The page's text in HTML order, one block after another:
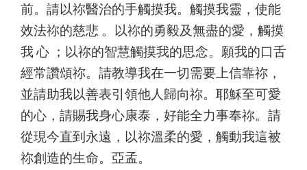
前。請以祢醫治的手觸摸我。觸摸我靈，使能
效法祢的慈悲 。以祢的勇毅及無盡的愛，觸摸
我 心 ；以祢的智慧觸摸我的思念。願我的口舌
經常讚頌祢。請教導我在一切需要上信靠祢，
並請助我以善表引領他人歸向祢。耶穌至可愛
的心，請賜我身心康泰，好能全力事奉祢。請
從現今直到永遠，以祢溫柔的愛，觸動我這被
祢創造的生命。亞孟。